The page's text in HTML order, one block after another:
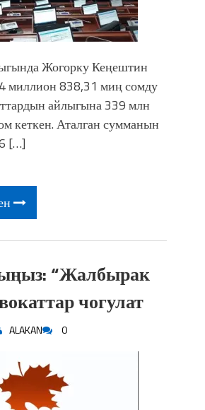
Жогорку Кеңештин
миллион 838,31 миң сомду
айлыгына 339 млн
кеткен. Аталган сумманын
[…]
“Жалбырак
чогулат
ALAKAN 0